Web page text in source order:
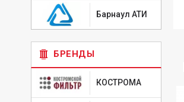
Барнаул АТИ
БРЕНДЫ
КОСТРОМА